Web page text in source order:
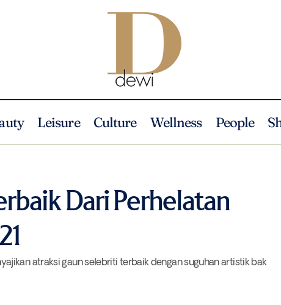
Leisure Culture Wellness People
Dari Perhelatan
atraksi gaun selebriti terbaik dengan suguhan artistik bak